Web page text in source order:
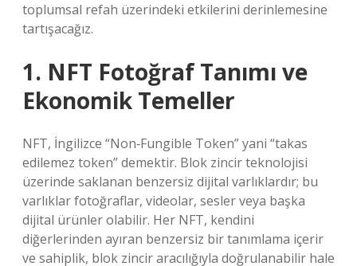
toplumsal refah üzerindeki etkilerini derinlemesine
tartışacağız.
1. NFT Fotoğraf Tanımı ve
Ekonomik Temeller
NFT, İngilizce “Non‑Fungible Token” yani “takas
edilemez token” demektir. Blok zincir teknolojisi
üzerinde saklanan benzersiz dijital varlıklardır; bu
varlıklar fotoğraflar, videolar, sesler veya başka
dijital ürünler olabilir. Her NFT, kendini
diğerlerinden ayıran benzersiz bir tanımlama içerir
ve sahiplik, blok zincir aracılığıyla doğrulanabilir hale